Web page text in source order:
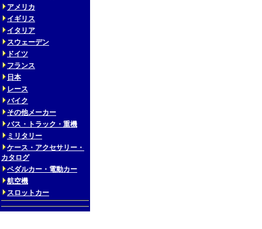
アメリカ
イギリス
イタリア
スウェーデン
ドイツ
フランス
日本
レース
バイク
その他メーカー
バス・トラック・重機
ミリタリー
ケース・アクセサリー・
カタログ
ペダルカー・電動カー
航空機
スロットカー